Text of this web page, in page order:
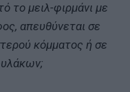
το μειλ-φιρμάνι με
απευθύνεται σε
κόμματος ή σε